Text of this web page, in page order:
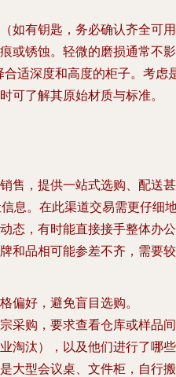
如有钥匙，务必确认齐全可用
或锈蚀。轻微的磨损通常不影
适深度和高度的柜子。考虑
可了解其原始材质与标准。
售，提供一站式选购、配送
息。在此渠道交易需更仔细
态，有时能直接接手整体办
和品相可能参差不齐，需要较
偏好，避免盲目选购。
采购，要求查看仓库或样品间
淘汰），以及他们进行了哪
大型会议桌、文件柜，自行